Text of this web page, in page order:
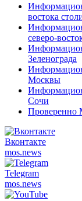
востока
северо-
Зеленограда
Москвы
Сочи
Проверенно
Вконтакте
mos.news
Telegram
mos.news